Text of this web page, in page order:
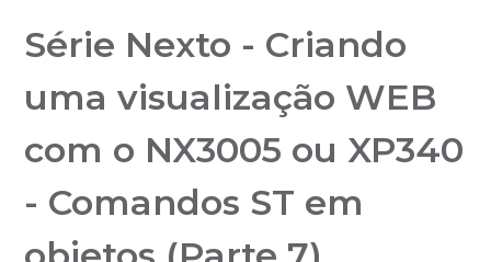
Série Nexto - Criando
uma visualização WEB
com o NX3005 ou XP340
- Comandos ST em